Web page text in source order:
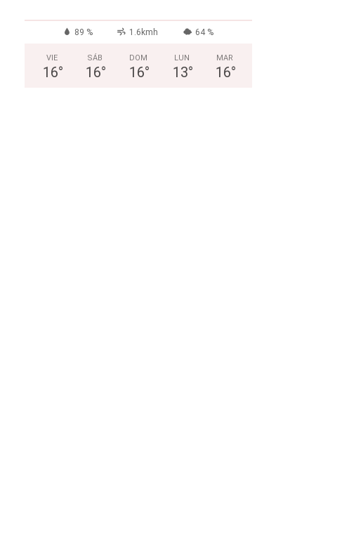
89 % 1.6kmh 64 %
VIE
16°
SÁB
16°
DOM
16°
LUN
13°
MAR
16°